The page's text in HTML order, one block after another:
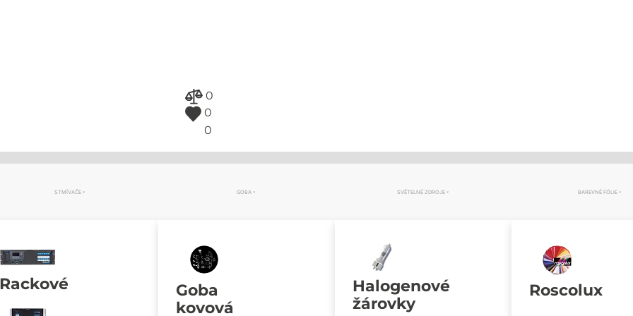
0
0
0
STMÍVAČE
Rackové
GOBA
Goba
kovová
SVĚTELNÉ ZDROJE
Halogenové
žárovky
BAREVNÉ FÓLIE
Roscolux